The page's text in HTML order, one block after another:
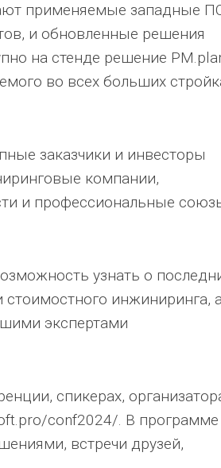
применяемые западные
и обновленные решения
на стенде решение
во всех больших
заказчики и инвесторы
компании,
и профессиональные
узнать о
стоимостного инжиниринга,
экспертами
спикерах,
conf2024/. В программе
встречи друзей,